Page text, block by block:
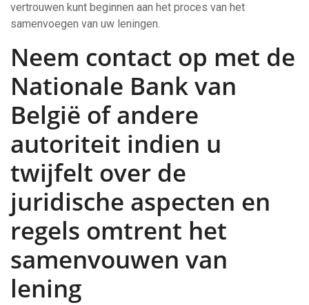
vertrouwen kunt beginnen aan het proces van het
samenvoegen van uw leningen.
Neem contact op met de
Nationale Bank van
België of andere
autoriteit indien u
twijfelt over de
juridische aspecten en
regels omtrent het
samenvouwen van
lening